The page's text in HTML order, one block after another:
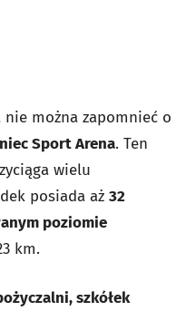
nie można zapomnieć o
Sport Arena. Ten
wielu
posiada aż 32
poziomie
km.
szkółek